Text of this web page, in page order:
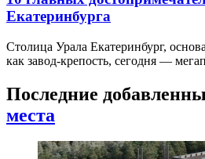
Екатеринбурга
Столица Урала Екатеринбург,
как завод-крепость, сегодня —
Последние
места